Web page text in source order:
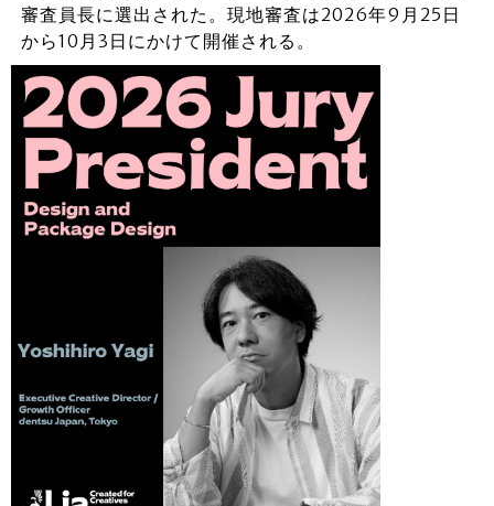
審査員長に選出された。現地審査は2026年9月25日
から10月3日にかけて開催される。